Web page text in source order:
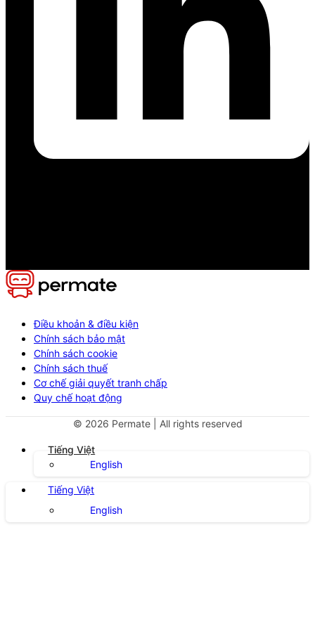
Điều khoản & điều kiện
Chính sách bảo mật
Chính sách cookie
Chính sách thuế
Cơ chế giải quyết tranh chấp
Quy chế hoạt động
© 2026 Permate | All rights reserved
Tiếng Việt
English
Tiếng Việt
English